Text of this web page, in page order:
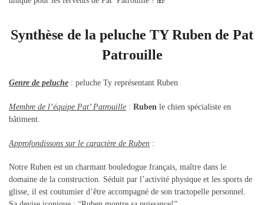
Synthèse de la peluche TY Ruben de Pat
Patrouille
Genre de peluche : peluche Ty représentant Ruben
Membre de l’équipe Pat’ Patrouille : Ruben le chien spécialiste en
bâtiment
Approfondissons sur le caractère de Ruben :
Notre Ruben est un charmant bouledogue français, maître dans le
domaine de la construction. Séduit par l’activité physique et les sports de
glisse, il est coutumier d’être accompagné de son tractopelle personnel.